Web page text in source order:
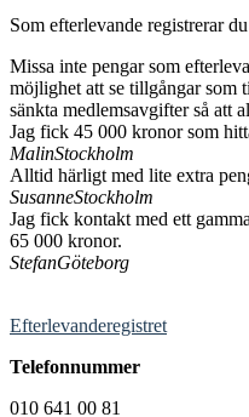
Som efterlevande registrerar
Missa inte pengar som
möjlighet att se tillgångar som
sänkta medlemsavgifter så att
Jag fick 45 000 kronor som
MalinStockholm
Alltid härligt med lite extra
SusanneStockholm
Jag fick kontakt med ett
65 000 kronor.
StefanGöteborg
Efterlevanderegistret
Telefonnummer
010 641 00 81